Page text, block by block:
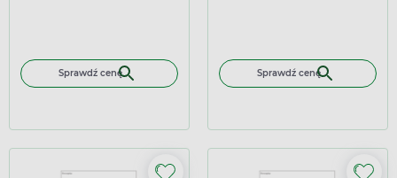
Sprawdź cenę Sprawdź cenę